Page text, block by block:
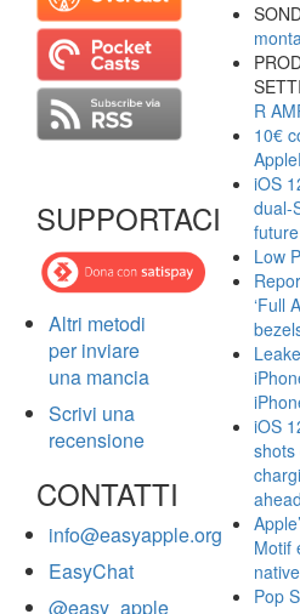
SUPPORTACI
Altri metodi
per inviare
una mancia
Scrivi una
recensione
CONTATTI
info@easyapple.org
EasyChat
@easy_apple
R
10€
iOS
dual-
Low
‘Full
iOS
shots
Motif
Pop